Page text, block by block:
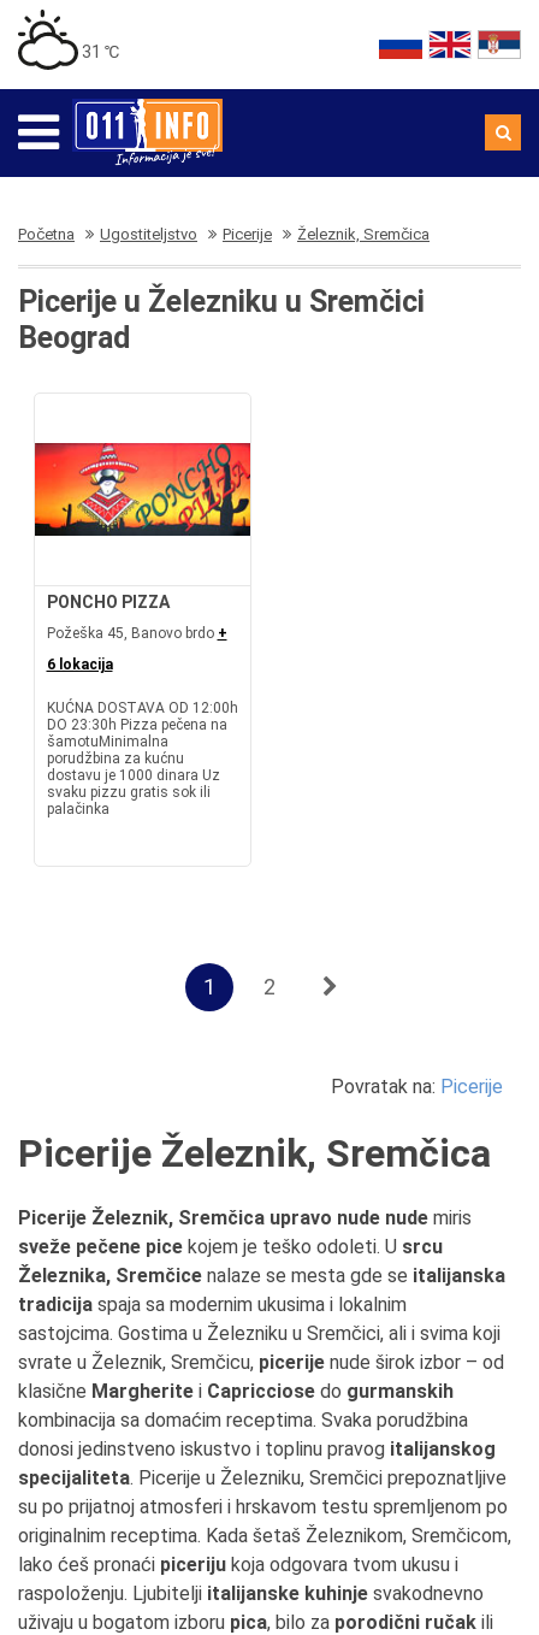
31 ℃
Početna Ugostiteljstvo Picerije Železnik, Sremčica
Picerije u Železniku u Sremčici
Beograd
PONCHO PIZZA
Požeška 45, Banovo brdo +
6 lokacija
KUĆNA DOSTAVA OD 12:00h
DO 23:30h Pizza pečena na
šamotuMinimalna
porudžbina za kućnu
dostavu je 1000 dinara Uz
svaku pizzu gratis sok ili
palačinka
1 2
Povratak na: Picerije
Picerije Železnik, Sremčica
Picerije Železnik, Sremčica upravo nude nude miris
sveže pečene pice kojem je teško odoleti. U srcu
Železnika, Sremčice nalaze se mesta gde se italijanska
tradicija spaja sa modernim ukusima i lokalnim
sastojcima. Gostima u Železniku u Sremčici, ali i svima koji
svrate u Železnik, Sremčicu, picerije nude širok izbor – od
klasične Margherite i Capricciose do gurmanskih
kombinacija sa domaćim receptima. Svaka porudžbina
donosi jedinstveno iskustvo i toplinu pravog italijanskog
specijaliteta. Picerije u Železniku, Sremčici prepoznatljive
su po prijatnoj atmosferi i hrskavom testu spremljenom po
originalnim receptima. Kada šetaš Železnikom, Sremčicom,
lako ćeš pronaći piceriju koja odgovara tvom ukusu i
raspoloženju. Ljubitelji italijanske kuhinje svakodnevno
uživaju u bogatom izboru pica, bilo za porodični ručak ili